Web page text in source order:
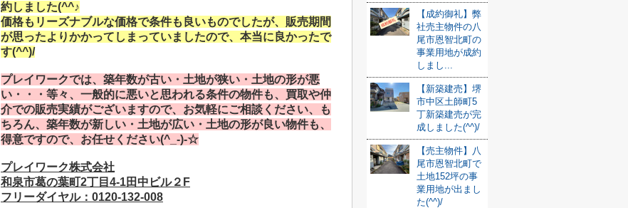
約しました(^^♪
価格もリーズナブルな価格で条件も良いものでしたが、販売期間
が思ったよりかかってしまっていましたので、本当に良かったで
す(^^)/
プレイワークでは、 築年数が古い・土地が狭い・土地の形が悪
い・・・等々、一般的に悪いと思われる条件の物件も、買取や仲
介での販売実績がございますので、お気軽にご相談ください、も
ちろん、築年数が新しい・土地が広い・土地の形が良い物件も、
得意ですので、お任せください(^_-)-☆
プレイワーク株式会社
和泉市葛の葉町2丁目4-1田中ビル２F
フリーダイヤル：0120-132-008
【成約御礼】弊
社売主物件の八
尾市恩智北町の
事業用地が成約
しまし...
【新築建売】堺
市中区土師町5
丁新築建売が完
成しました(^^)/
【売主物件】八
尾市恩智北町で
土地152坪の事
業用地が出まし
た(^^)/